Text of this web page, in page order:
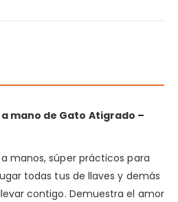
mano de Gato Atigrado –
manos, súper prácticos para
todas tus de llaves y demás
contigo. Demuestra el amor